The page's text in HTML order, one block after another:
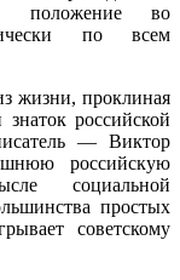
положение во
по всем
жизни, проклиная
российской
— Виктор
российскую
социальной
простых
советскому